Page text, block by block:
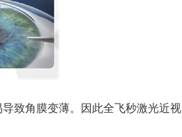
致角膜变薄。因此全飞秒激光近视